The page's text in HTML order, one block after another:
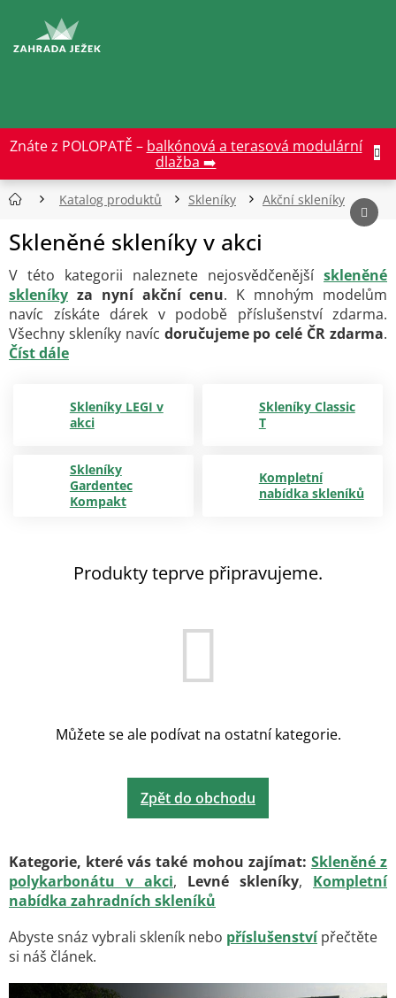
obsah
Znáte z POLOPATĚ – balkónová a terasová modulární
dlažba ➡️
Katalog produktů Skleníky Akční skleníky
Skleněné skleníky v akci
V této kategorii naleznete nejosvědčenější skleněné
skleníky za nyní akční cenu. K mnohým modelům
navíc získáte dárek v podobě příslušenství zdarma.
Všechny skleníky navíc doručujeme po celé ČR zdarma.
Číst dále
Skleníky LEGI v
akci
Skleníky Classic
T
Skleníky
Gardentec
Kompakt
Kompletní
nabídka skleníků
Produkty teprve připravujeme.
Můžete se ale podívat na ostatní kategorie.
Zpět do obchodu
Kategorie, které vás také mohou zajímat: Skleněné z
polykarbonátu v akci, Levné skleníky, Kompletní
nabídka zahradních skleníků
Abyste snáz vybrali skleník nebo příslušenstvípřečtěte
si náš článek.